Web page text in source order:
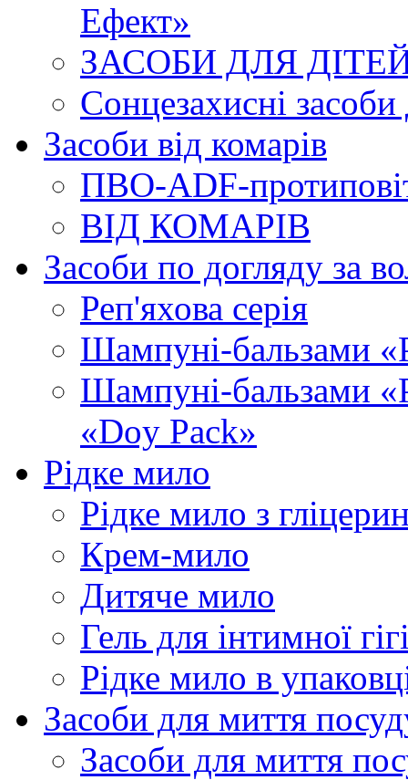
Ефект»
ЗАСОБИ ДЛЯ ДІТЕЙ.
Сонцезахисні засоби
Засоби від комарів
ПВО-ADF-
ВІД КОМАРІВ
Засоби по догляду за
Реп'яхова серія
Шампуні-бальзами
Шампуні-бальзами
«Doy Pack»
Рідке мило
Рідке мило з
Крем-мило
Дитяче мило
Гель для інтимної
Рідке мило в
Засоби для миття
Засоби для миття